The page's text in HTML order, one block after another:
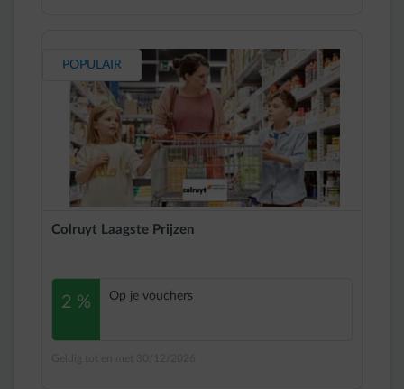
POPULAIR
Colruyt Laagste Prijzen
2 % Op je vouchers